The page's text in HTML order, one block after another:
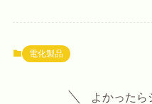
電化製品
よかったら